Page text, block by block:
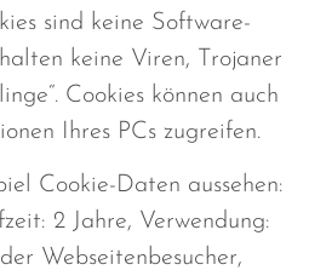
sind keine Software-
keine Viren, Trojaner
Cookies können auch
Ihres PCs zugreifen.
Cookie-Daten aussehen:
2 Jahre, Verwendung:
Webseitenbesucher,